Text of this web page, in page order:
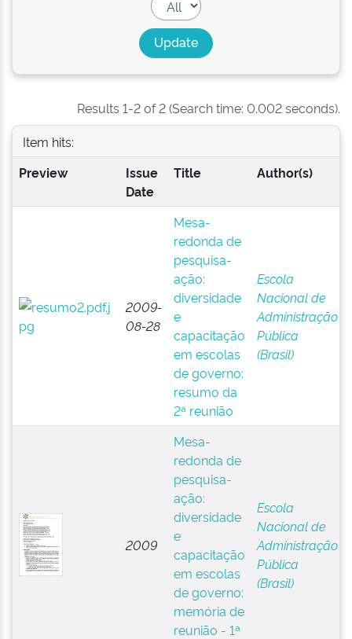
Results 1-2 of 2 (Search time: 0.002 seconds).
Item hits:
Preview
Issue
Date
Title Author(s)
2009-
08-28
Mesa-
redonda de
pesquisa-
ação:
diversidade
e
capacitação
em escolas
de governo:
resumo da
2ª reunião
Escola
Nacional de
Administração
Pública
(Brasil)
2009
Mesa-
redonda de
pesquisa-
ação:
diversidade
e
capacitação
em escolas
de governo:
memória de
reunião - 1ª
Escola
Nacional de
Administração
Pública
(Brasil)